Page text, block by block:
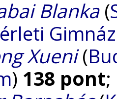
Blanka(
Xueni(
) 138 pont;